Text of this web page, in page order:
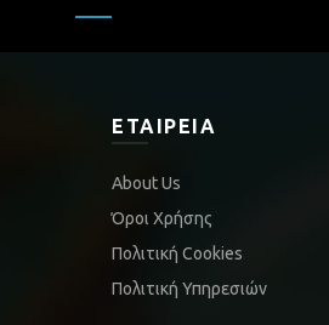
ΕΤΑΙΡΕΊΑ
About Us
Όροι Χρήσης
Πολιτική Cookies
Πολιτική Υπηρεσιών